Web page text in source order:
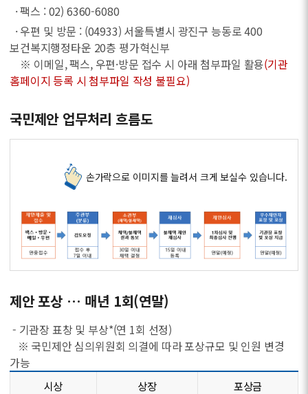
· 팩스 : 02) 6360-6080
· 우편 및 방문 : (04933) 서울특별시 광진구 능동로 400
보건복지행정타운 20층 평가혁신부
※ 이메일, 팩스, 우편·방문 접수 시 아래 첨부파일 활용(기관
홈페이지 등록 시 첨부파일 작성 불필요)
국민제안 업무처리 흐름도
손가락으로 이미지를 늘려서 크게 보실수 있습니다.
제안 포상 … 매년 1회(연말)
- 기관장 표창 및 부상*(연 1회 선정)
※ 국민제안 심의위원회 의결에 따라 포상규모 및 인원 변경
가능
시상 상장 포상금